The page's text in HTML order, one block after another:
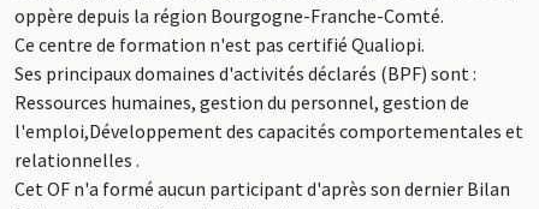
oppère depuis la région Bourgogne-Franche-Comté.
Ce centre de formation n'est pas certifié Qualiopi.
Ses principaux domaines d'activités déclarés (BPF) sont :
Ressources humaines, gestion du personnel, gestion de
l'emploi,Développement des capacités comportementales et
relationnelles .
Cet OF n'a formé aucun participant d'après son dernier Bilan